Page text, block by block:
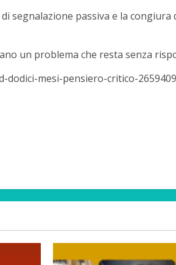
segnalazione passiva e la congiura
un problema che resta senza
dodici-mesi-pensiero-critico-